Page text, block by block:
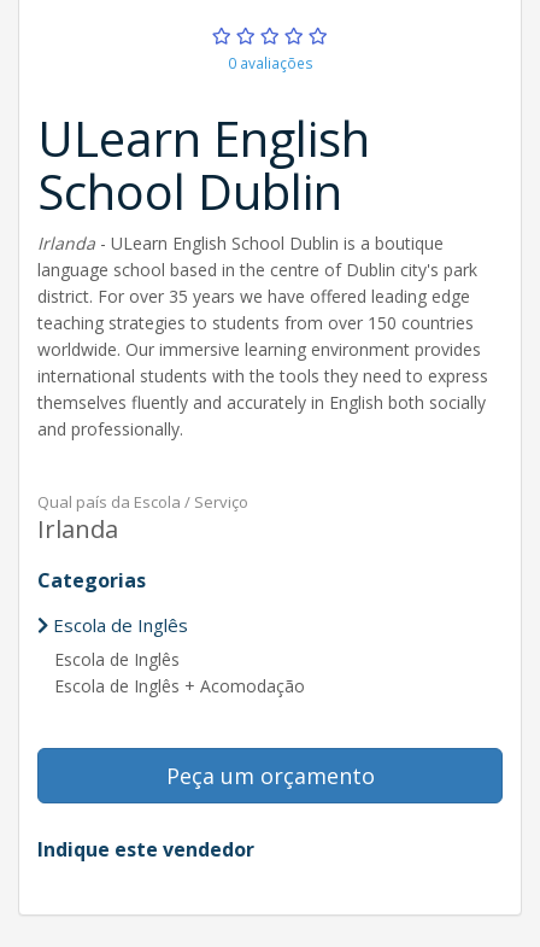
0 avaliações
ULearn English
School Dublin
Irlanda - ULearn English School Dublin is a boutique
language school based in the centre of Dublin city's park
district. For over 35 years we have offered leading edge
teaching strategies to students from over 150 countries
worldwide. Our immersive learning environment provides
international students with the tools they need to express
themselves fluently and accurately in English both socially
and professionally.
Qual país da Escola / Serviço
Irlanda
Categorias
Escola de Inglês
Escola de Inglês
Escola de Inglês + Acomodação
Peça um orçamento
Indique este vendedor